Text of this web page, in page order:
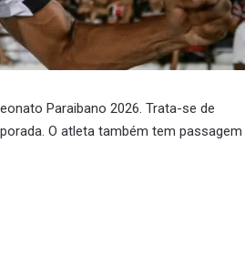
Paraibano 2026. Trata-se de
O atleta também tem passagem